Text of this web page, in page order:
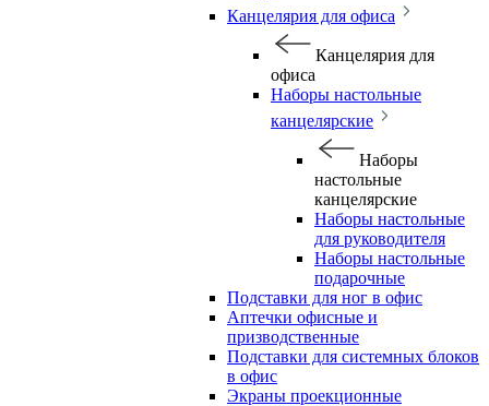
Канцелярия для офиса
Канцелярия для
офиса
Наборы настольные
канцелярские
Наборы
настольные
канцелярские
Наборы настольные
для руководителя
Наборы настольные
подарочные
Подставки для ног в офис
Аптечки офисные и
призводственные
Подставки для системных блоков
в офис
Экраны проекционные